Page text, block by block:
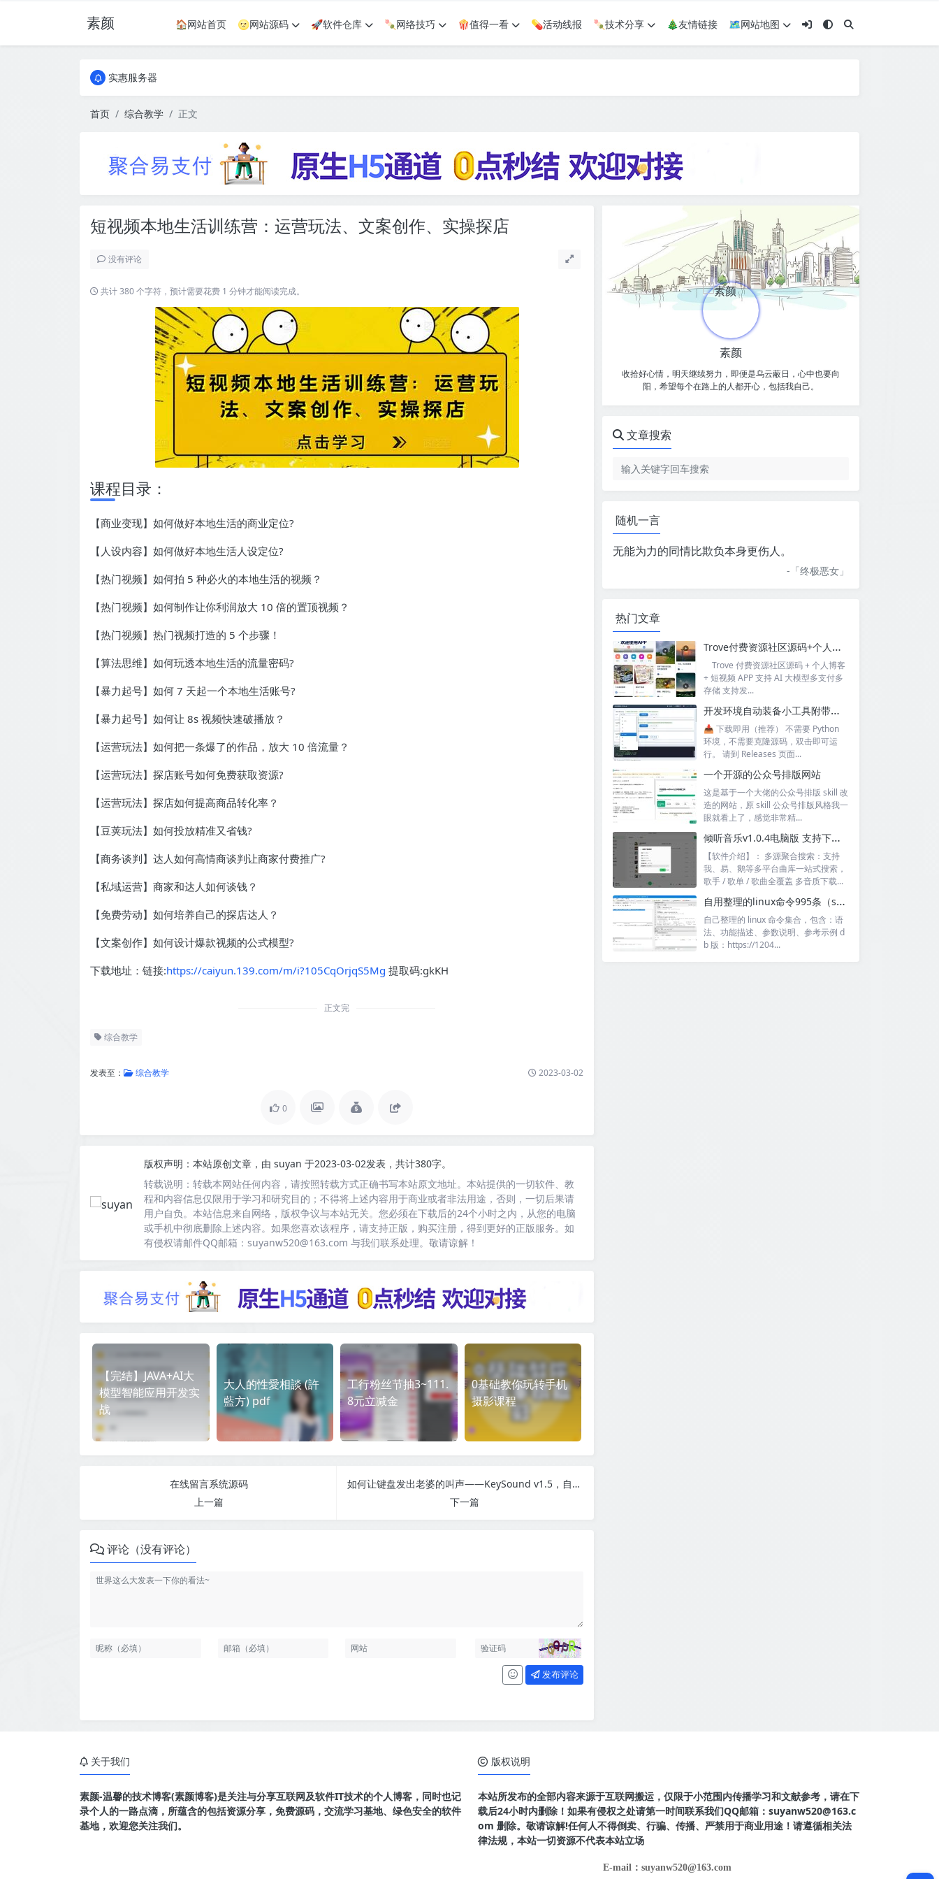
素颜 🏠网站首页 🌝网站源码 🚀软件仓库 🍡网络技巧 🍿值得一看 💊活动线报 🍡技术分享 🎄友情链接
🗺网站地图
全国免费包邮流量卡
全国免费包邮流量卡
首页
综合教学 正文
短视频本地生活训练营：运营玩法、文案创作、实操探店
没有评论
共计 380 个字符，预计需要花费 1 分钟才能阅读完成。
课程目录：
【商业变现】如何做好本地生活的商业定位?
【人设内容】如何做好本地生活人设定位?
【热门视频】如何拍 5 种必火的本地生活的视频？
【热门视频】如何制作让你利润放大 10 倍的置顶视频？
【热门视频】热门视频打造的 5 个步骤！
【算法思维】如何玩透本地生活的流量密码?
【暴力起号】如何 7 天起一个本地生活账号?
【暴力起号】如何让 8s 视频快速破播放？
【运营玩法】如何把一条爆了的作品，放大 10 倍流量？
【运营玩法】探店账号如何免费获取资源?
【运营玩法】探店如何提高商品转化率？
【豆荚玩法】如何投放精准又省钱?
【商务谈判】达人如何高情商谈判让商家付费推广?
【私域运营】商家和达人如何谈钱？
【免费劳动】如何培养自己的探店达人？
【文案创作】如何设计爆款视频的公式模型?
下载地址：链接:https://caiyun.139.com/m/i?105CqOrjqS5Mg 提取码:gkKH
正文完
综合教学
发表至： 综合教学 2023-03-02
0
版权声明： 本站原创文章，由 suyan 于2023-03-02发表，共计380字。
转载说明： 转载本网站任何内容，请按照转载方式正确书写本站原文地址。本站提供的一切软件、教
程和内容信息仅限用于学习和研究目的；不得将上述内容用于商业或者非法用途，否则，一切后果请
用户自负。本站信息来自网络，版权争议与本站无关。您必须在下载后的24个小时之内，从您的电脑
或手机中彻底删除上述内容。如果您喜欢该程序，请支持正版，购买注册，得到更好的正版服务。如
有侵权请邮件QQ邮箱：suyanw520@163.com 与我们联系处理。敬请谅解！
【完结】JAVA+AI大
模型智能应用开发实
战
大人的性愛相談 (許
藍方) pdf
工行粉丝节抽3~111.
8元立减金
0基础教你玩转手机
摄影课程
在线留言系统源码
上一篇
如何让键盘发出老婆的叫声——KeySound v1.5，自定义按键声音
下一篇
评论（没有评论）
发布评论
素颜
收拾好心情，明天继续努力，即便是乌云蔽日，心中也要向
阳，希望每个在路上的人都开心，包括我自己。
文章搜索
随机一言
无能为力的同情比欺负本身更伤人。
-「终极恶女 」
热门文章
Trove付费资源社区源码+个人博客+短视频 APP 支持AI大模型多支付多存储
Trove 付费资源社区源码 + 个人博客
+ 短视频 APP 支持 AI 大模型多支付多
存储 支持发...
开发环境自动装备小工具附带源码
📥 下载即用（推荐） 不需要 Python
环境，不需要克隆源码，双击即可运
行。 请到 Releases 页面...
一个开源的公众号排版网站
这是基于一个大佬的公众号排版 skill 改
造的网站，原 skill 公众号排版风格我一
眼就看上了，感觉非常精...
倾听音乐v1.0.4电脑版 支持下载无损音质 可听可下有歌词
【软件介绍】： 多源聚合搜索：支持
我、易、鹅等多平台曲库一站式搜索，
歌手 / 歌单 / 歌曲全覆盖 多音质下载...
自用整理的linux命令995条（sql+excel）
自己整理的 linux 命令集合，包含：语
法、功能描述、参数说明、参考示例 d
b 版：https://1204...
关于我们
素颜-温馨的技术博客(素颜博客)是关注与分享互联网及软件IT技术的个人博客，同时也记
录个人的一路点滴，所蕴含的包括资源分享，免费源码，交流学习基地、绿色安全的软件
基地，欢迎您关注我们。
版权说明
本站所发布的全部内容来源于互联网搬运，仅限于小范围内传播学习和文献参考，请在下
载后24小时内删除！如果有侵权之处请第一时间联系我们QQ邮箱：suyanw520@163.c
om 删除。敬请谅解!任何人不得倒卖、行骗、传播、严禁用于商业用途！请遵循相关法
律法规，本站一切资源不代表本站立场
E-mail：suyanw520@163.com